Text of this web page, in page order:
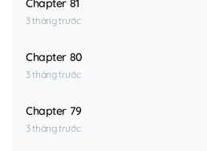
Chapter 81
3 tháng trước
Chapter 80
3 tháng trước
Chapter 79
3 tháng trước